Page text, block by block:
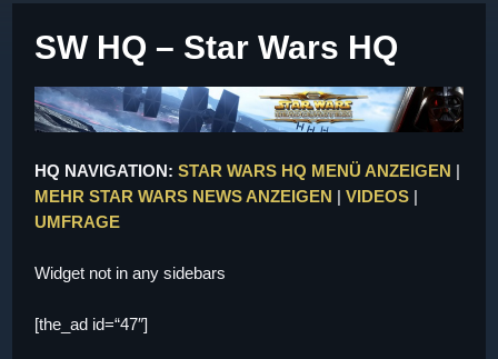
SW HQ – Star Wars HQ
HQ NAVIGATION: STAR WARS HQ MENÜ ANZEIGEN |
MEHR STAR WARS NEWS ANZEIGEN | VIDEOS |
UMFRAGE
Widget not in any sidebars
[the_ad id=“47″]